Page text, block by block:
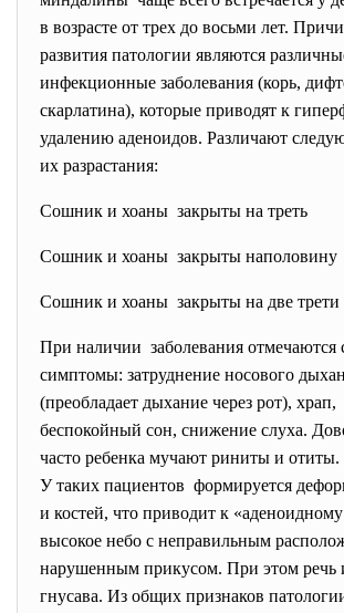
в возрасте от трех до восьми лет.
развития патологии являются
инфекционные заболевания (корь,
скарлатина), которые приводят к
удалению аденоидов. Различают
их разрастания:
Сошник и хоаны закрыты на треть
Сошник и хоаны закрыты наполовину
Сошник и хоаны закрыты на две трети
При наличии заболевания
симптомы: затруднение носового
(преобладает дыхание через рот), храп,
беспокойный сон, снижение слуха.
часто ребенка мучают риниты и отиты.
У таких пациентов формируется
и костей, что приводит к
высокое небо с неправильным
нарушенным прикусом. При этом речь
гнусава. Из общих признаков